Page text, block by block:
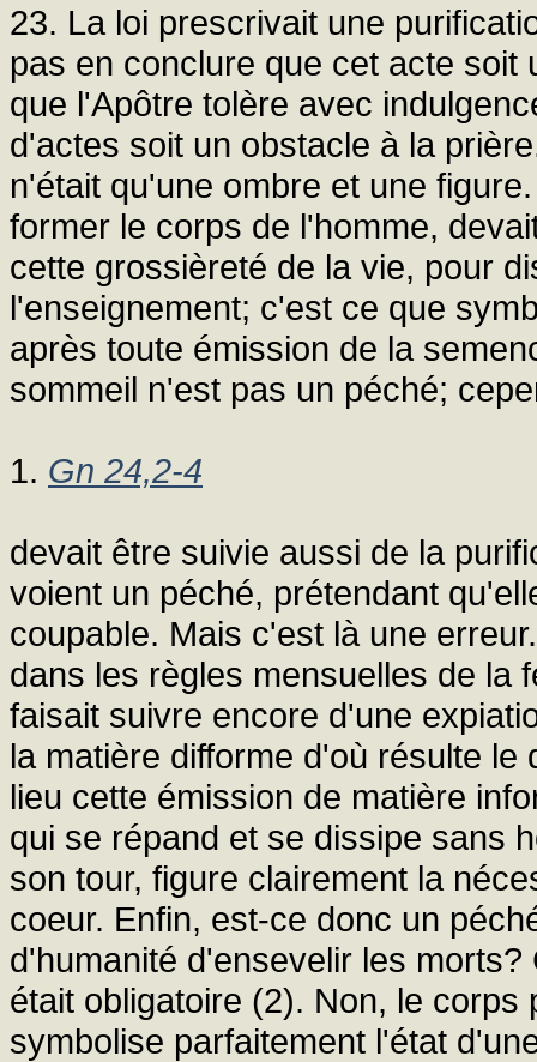
23. La loi prescrivait une
pas en conclure que cet acte
que l'Apôtre tolère avec
d'actes soit un obstacle à la
n'était qu'une ombre et une
former le corps de l'homme,
cette grossièreté de la vie, pour
l'enseignement; c'est ce que
après toute émission de la
sommeil n'est pas un péché;
1. Gn 24,2-4
devait être suivie aussi de la
voient un péché, prétendant
coupable. Mais c'est là une
dans les règles mensuelles de la
faisait suivre encore d'une
la matière difforme d'où résulte
lieu cette émission de matière
qui se répand et se dissipe sans
son tour, figure clairement la
coeur. Enfin, est-ce donc un
d'humanité d'ensevelir les
était obligatoire (2). Non, le
symbolise parfaitement l'état